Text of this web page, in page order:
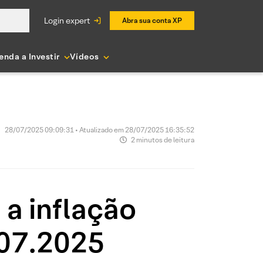
login expert Abra sua conta XP
a Investir Vídeos
28/07/2025 09:09:31 • Atualizado em 28/07/2025 16:35:52
2 minutos de leitura
a inflação